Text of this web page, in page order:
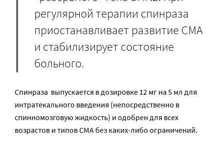
регулярной терапии спинраза
приостанавливает развитие СМА
и стабилизирует состояние
больного.
Спинраза выпускается в дозировке 12 мг на 5 мл для
интратекального введения (непосредственно в
спинномозговую жидкость) и одобрен для всех
возрастов и типов СМА без каких-либо ограничений.